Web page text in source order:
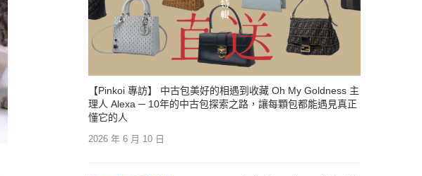
【Pinkoi 專訪】 中古包美好的相遇到收藏 Oh My Goldness 主
理人 Alexa ─ 10年的中古包探索之路，讓每顆包都能遇見真正
懂它的人
2026 年 6 月 10 日